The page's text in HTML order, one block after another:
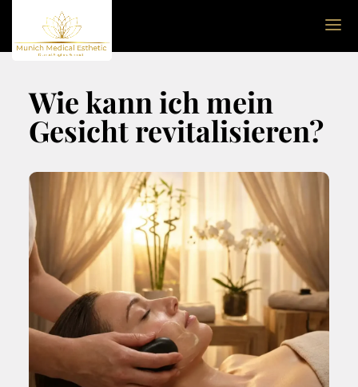
Wie kann ich mein
Gesicht revitalisieren?